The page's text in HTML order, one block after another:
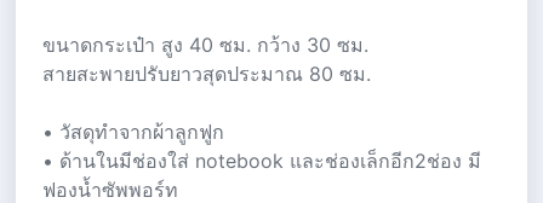
ขนาดกระเป๋า สูง 40 ซม. กว้าง 30 ซม.
สายสะพายปรับยาวสุดประมาณ 80 ซม.
• วัสดุทำจากผ้าลูกฟูก
• ด้านในมีช่องใส่ notebook และช่องเล็กอีก2ช่อง มี
ฟองน้ำซัพพอร์ท